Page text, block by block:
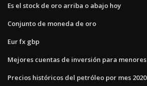
Es el stock de oro arriba o abajo hoy
Conjunto de moneda de oro
Eur fx gbp
Mejores cuentas de inversión para menores
Precios históricos del petróleo por mes 2020